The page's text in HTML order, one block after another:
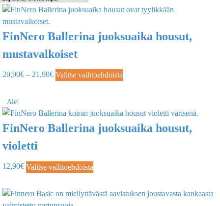
FinNero Ballerina juoksuaika housut,
mustavalkoiset
20,90€ – 21,90€ Valitse vaihtoehdoista
Ale!
FinNero Ballerina juoksuaika housut,
violetti
12,90€ Valitse vaihtoehdoista